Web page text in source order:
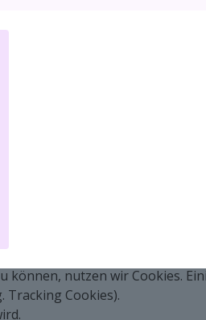
nutzen wir Cookies.
Tracking Cookies).